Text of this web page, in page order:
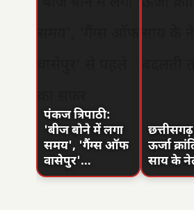
पंकज त्रिपाठी:
'बीज बोने में लगा
समय', 'गैंग्स ऑफ
वासेपुर'…
ऊर्जा
साय के